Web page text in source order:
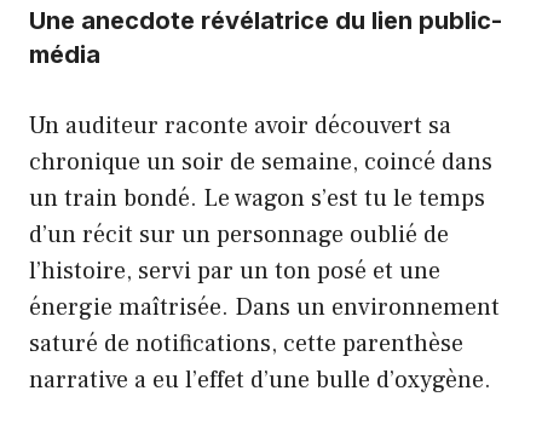
Une anecdote révélatrice du lien public-
média
Un auditeur raconte avoir découvert sa
chronique un soir de semaine, coincé dans
un train bondé. Le wagon s’est tu le temps
d’un récit sur un personnage oublié de
l’histoire, servi par un ton posé et une
énergie maîtrisée. Dans un environnement
saturé de notifications, cette parenthèse
narrative a eu l’effet d’une bulle d’oxygène.